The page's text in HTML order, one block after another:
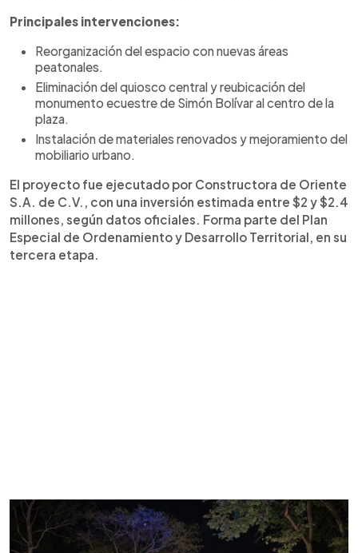
Principales intervenciones:
Reorganización del espacio con nuevas áreas
peatonales.
Eliminación del quiosco central y reubicación del
monumento ecuestre de Simón Bolívar al centro de la
plaza.
Instalación de materiales renovados y mejoramiento del
mobiliario urbano.
El proyecto fue ejecutado por Constructora de Oriente
S.A. de C.V., con una inversión estimada entre $2 y $2.4
millones, según datos oficiales. Forma parte del Plan
Especial de Ordenamiento y Desarrollo Territorial, en su
tercera etapa.